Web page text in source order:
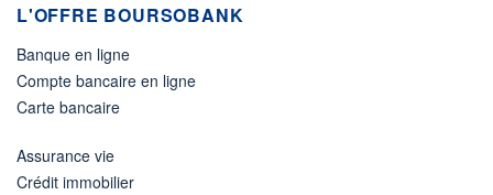
L'OFFRE BOURSOBANK
Banque en ligne
Compte bancaire en ligne
Carte bancaire
Assurance vie
Crédit immobilier